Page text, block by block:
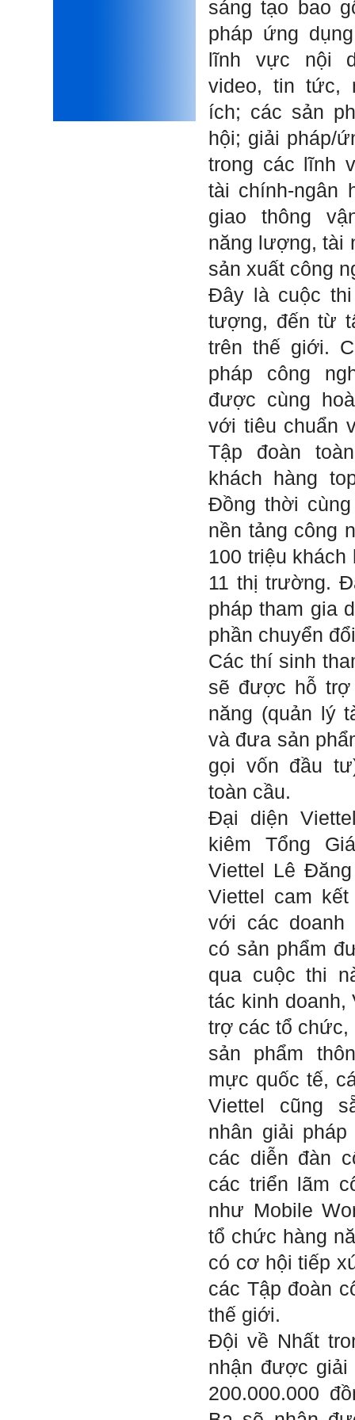
năm thứ 3, là may mắn lắm,
sáng tạo bao
pháp ứng
lĩnh vực nội
video, tin tức,
ích; các sản
hội; giải pháp/
trong các lĩnh
tài chính-ngân
giao thông
năng lượng, tài
sản xuất công
Đây là cuộc
tượng, đến từ
trên thế giới.
pháp công
được cùng
với tiêu chuẩn
Tập đoàn
khách hàng
Đồng thời
nền tảng công
100 triệu khách
11 thị trường.
pháp tham gia
phần chuyển
Các thí sinh
sẽ được hỗ
năng (quản lý
và đưa sản
gọi vốn đầu
toàn cầu.
Đại diện
kiêm Tổng
Viettel Lê
Viettel cam
với các doanh
có sản phẩm
qua cuộc thi
tác kinh doanh,
trợ các tổ chức,
sản phẩm
mực quốc tế,
Viettel cũng
nhân giải
các diễn đàn
các triển lãm
như Mobile
tổ chức hàng
có cơ hội tiếp
các Tập đoàn
thế giới.
Đội về Nhất
nhận được
200.000.000